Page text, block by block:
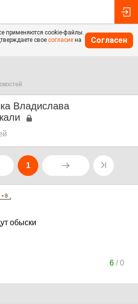
применяются cookie-файлы.
свое согласие на
Согласен
Владислава
1
обыски
6/0